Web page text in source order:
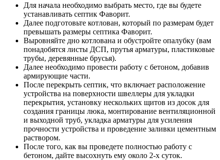
Для начала необходимо выбрать место, где вы будете
устанавливать септик Фаворит.
Далее подготовьте котлован, который по размерам будет
превышать размеры септика Фаворит.
Выровняйте дно котлована и обустройте опалубку (вам
понадобятся листы ДСП, прутья арматуры, пластиковые
трубы, деревянные брусья).
Далее необходимо провести работу с бетоном, добавив
армирующие части.
После перекрыть септик, что включает расположение
устройства на поверхности швеллеры для укладки
перекрытия, установку нескольких щитов из досок для
создания границы люка, монтирование вентиляционной
и выходной труб, укладка арматуры для усиления
прочности устройства и проведение заливки цементным
раствором.
После того, как вы проведете полностью работу с
бетоном, дайте высохнуть ему около 2-х суток.